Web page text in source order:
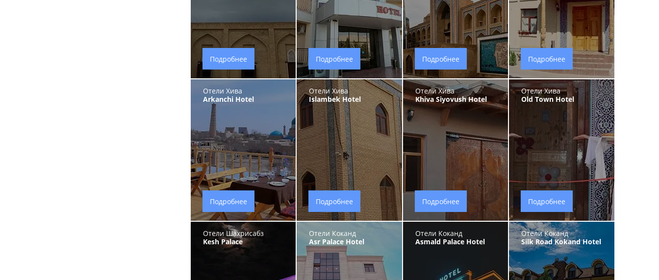
Подробнее Подробнее Подробнее Подробнее
Отели Хива
Arkanchi Hotel
Подробнее
Отели Хива
Islambek Hotel
Подробнее
Отели Хива
Khiva Siyovush Hotel
Подробнее
Отели Хива
Old Town Hotel
Подробнее
Отели Шахрисабз
Kesh Palace
Отели Коканд
Asr Palace Hotel
Отели Коканд
Asmald Palace Hotel
Отели Коканд
Silk Road Kokand Hotel